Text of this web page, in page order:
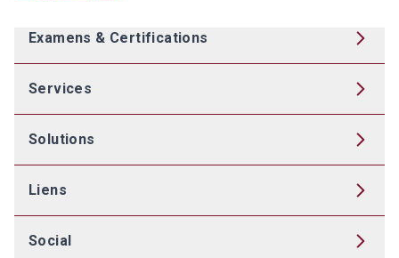
Examens & Certifications
Services
Solutions
Liens
Social